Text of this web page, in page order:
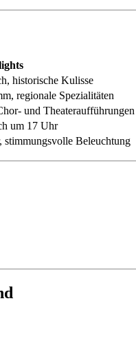
historische Kulisse
regionale Spezialitäten
und Theateraufführungen
um 17 Uhr
stimmungsvolle Beleuchtung